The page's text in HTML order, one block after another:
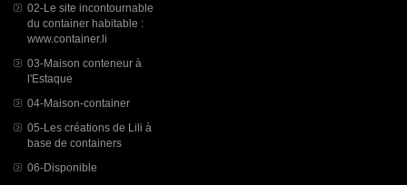
02-Le site incontournable
du container habitable :
www.container.li
03-Maison conteneur à
l'Estaque
04-Maison-container
05-Les créations de Lili à
base de containers
06-Disponible